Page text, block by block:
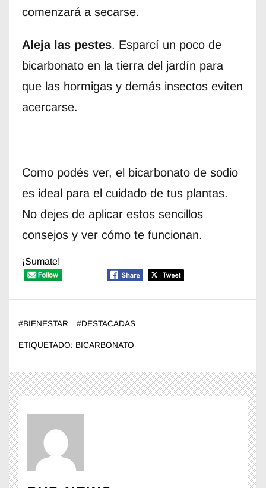
comenzará a secarse.
Aleja las pestes. Esparcí un poco de
bicarbonato en la tierra del jardín para
que las hormigas y demás insectos eviten
acercarse.
Como podés ver, el bicarbonato de sodio
es ideal para el cuidado de tus plantas.
No dejes de aplicar estos sencillos
consejos y ver cómo te funcionan.
¡Sumate!
#BIENESTAR #DESTACADAS
ETIQUETADO: BICARBONATO